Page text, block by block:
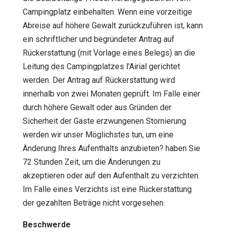
Campingplatz einbehalten. Wenn eine vorzeitige
Abreise auf höhere Gewalt zurückzuführen ist, kann
ein schriftlicher und begründeter Antrag auf
Rückerstattung (mit Vorlage eines Belegs) an die
Leitung des Campingplatzes l’Airial gerichtet
werden. Der Antrag auf Rückerstattung wird
innerhalb von zwei Monaten geprüft. Im Falle einer
durch höhere Gewalt oder aus Gründen der
Sicherheit der Gäste erzwungenen Stornierung
werden wir unser Möglichstes tun, um eine
Änderung Ihres Aufenthalts anzubieten? haben Sie
72 Stunden Zeit, um die Änderungen zu
akzeptieren oder auf den Aufenthalt zu verzichten.
Im Falle eines Verzichts ist eine Rückerstattung
der gezahlten Beträge nicht vorgesehen.
Beschwerde